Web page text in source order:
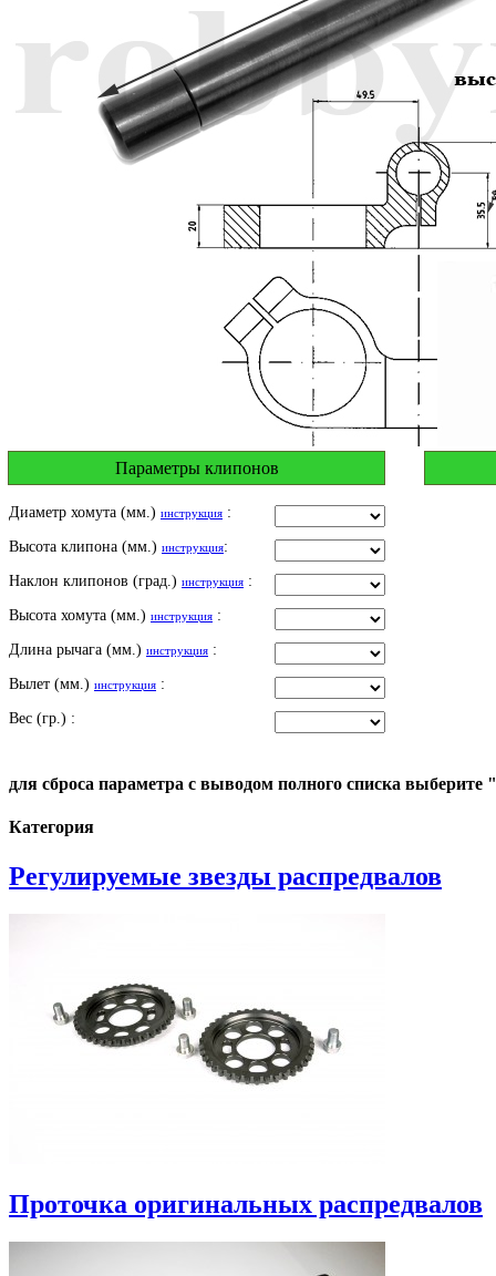
Параметры клипонов
Диаметр хомута (мм.) инструкция :
Высота клипона (мм.) инструкция:
Наклон клипонов (град.) инструкция :
Высота хомута (мм.) инструкция :
Длина рычага (мм.) инструкция :
Вылет (мм.) инструкция :
Вес (гр.) :
для сброса параметра с выводом полного списка
Категория
Регулируемые звезды распредвалов
Проточка оригинальных распредвалов